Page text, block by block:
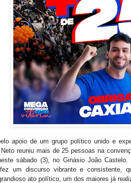
apoio de um grupo político unido e
reuniu mais de 25 pessoas na
sábado (3), no Ginásio João
um discurso vibrante e consistente,
ato político, um dos maiores já